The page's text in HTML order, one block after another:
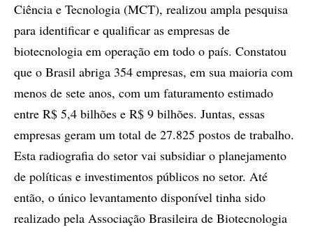
Ciência e Tecnologia (MCT), realizou ampla pesquisa
para identificar e qualificar as empresas de
biotecnologia em operação em todo o país. Constatou
que o Brasil abriga 354 empresas, em sua maioria com
menos de sete anos, com um faturamento estimado
entre R$ 5,4 bilhões e R$ 9 bilhões. Juntas, essas
empresas geram um total de 27.825 postos de trabalho.
Esta radiografia do setor vai subsidiar o planejamento
de políticas e investimentos públicos no setor. Até
então, o único levantamento disponível tinha sido
realizado pela Associação Brasileira de Biotecnologia